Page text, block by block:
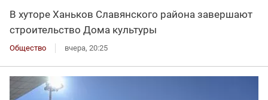
В хуторе Ханьков Славянского района завершают
строительство Дома культуры
Общество вчера, 20:25